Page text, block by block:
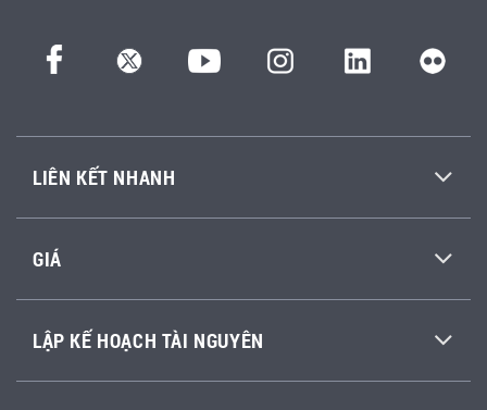
LIÊN KẾT NHANH
GIÁ
LẬP KẾ HOẠCH TÀI NGUYÊN